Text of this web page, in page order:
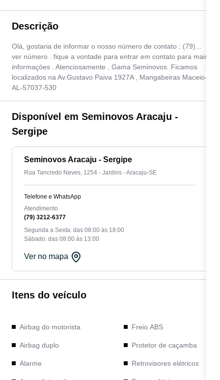
Descrição
Olá, gostaria de informar o nosso número de contato : (79)...
ver número . fique a vontade para entrar em contato para mais
informaçóes . Atenciosamente , Gama Seminovos. Ficamos
localizados na Av.Gustavo Paiva 1927A , Mangabeiras Maceio-
AL-57037-530
Disponível em Seminovos Aracaju -
Sergipe
Seminovos Aracaju - Sergipe
Rua Tancredo Neves, 1254 - Jardins - Aracaju-SE
Telefone e WhatsApp
Atendimento
(79) 3212-6377
Segunda a Sexta: das 08:00 às 18:00
Sábado: das 08:00 às 13:00
Ver no mapa
Itens do veículo
Airbag do motorista
Airbag duplo
Alarme
Freio ABS
Protetor de caçamba
Retrovisores elétricos